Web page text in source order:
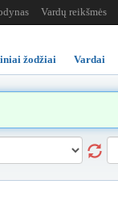
Vardų reikšmės
žodžiai Vardai